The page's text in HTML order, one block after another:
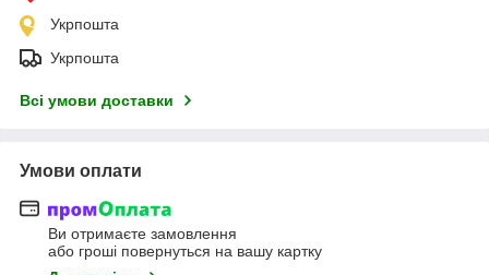
Укрпошта
Укрпошта
Всі умови доставки
Умови оплати
Ви отримаєте замовлення
або гроші повернуться на вашу картку